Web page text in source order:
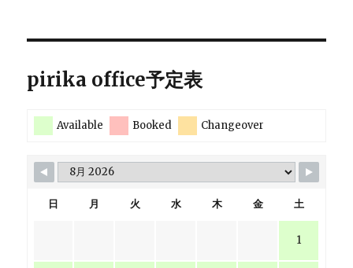
pirika office予定表
Available Booked Changeover
日 月 火 水 木 金 土
1